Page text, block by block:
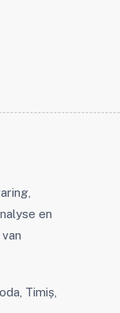
en
Timiș,